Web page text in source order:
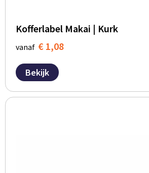
Kofferlabel Makai | Kurk
vanaf € 1,08
Bekijk